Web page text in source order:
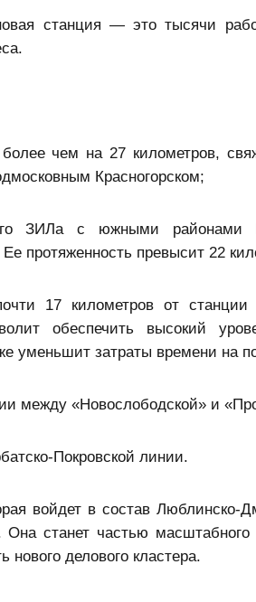
станция — это тысячи
чем на 27 километров,
Красногорском;
ЗИЛа с южными районами
протяженность превысит 22
17 километров от станции
обеспечить высокий
затраты времени на
между «Новослободской» и
Покровской линии.
войдет в состав Люблинско-
станет частью масштабного
делового кластера.